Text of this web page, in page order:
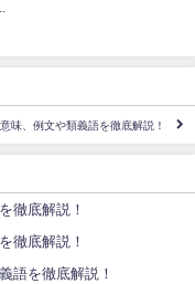
味、例文や類義語を徹底解説！
徹底解説！
徹底解説！
語を徹底解説！